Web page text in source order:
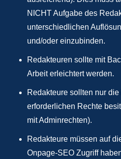
NICHT Aufgabe des
unterschiedlichen
und/oder einzubinden.
Redakteuren sollte mit
Arbeit erleichtert werden.
Redakteure sollten nur die
erforderlichen Rechte
mit Adminrechten).
Redakteure müssen auf
Onpage-SEO Zugriff